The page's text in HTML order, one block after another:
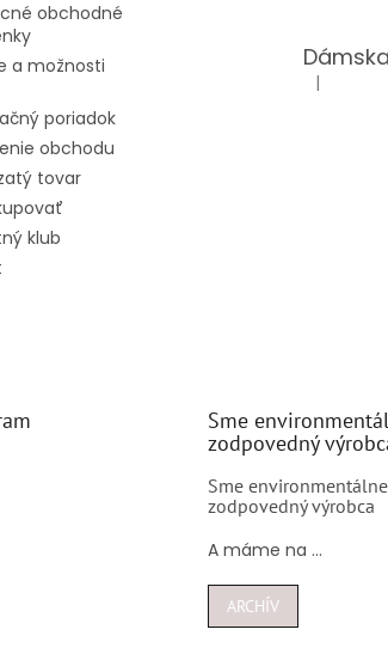
obchodné
a možnosti
poriadok
obchodu
tovar
klub
|
Sme
zodpovedný
Sme environmentálne
zodpovedný výrobca
A máme na ...
ARCHÍV